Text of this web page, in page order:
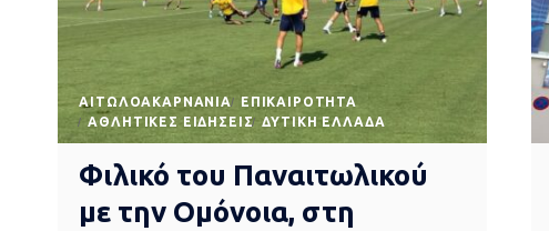
AΙΤΩΛΟΑΚΑΡΝΑΝΊΑ
EΠΙΚΑΙΡΌΤΗΤΑ
ΑΘΛΗΤΙΚΈΣ ΕΙΔΉΣΕΙΣ
ΔΥΤΙΚΉ ΕΛΛΆΔΑ
Φιλικό του Παναιτωλικού
με την Ομόνοια, στη